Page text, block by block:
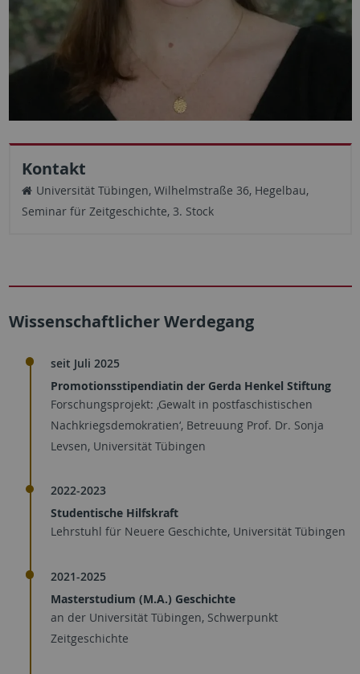
Kontakt
Universität Tübingen, Wilhelmstraße 36, Hegelbau,
Seminar für Zeitgeschichte, 3. Stock
Wissenschaftlicher Werdegang
seit Juli 2025
Promotionsstipendiatin der Gerda Henkel Stiftung
Forschungsprojekt: ‚Gewalt in postfaschistischen
Nachkriegsdemokratien‘, Betreuung Prof. Dr. Sonja
Levsen, Universität Tübingen
2022-2023
Studentische Hilfskraft
Lehrstuhl für Neuere Geschichte, Universität Tübingen
2021-2025
Masterstudium (M.A.) Geschichte
an der Universität Tübingen, Schwerpunkt
Zeitgeschichte